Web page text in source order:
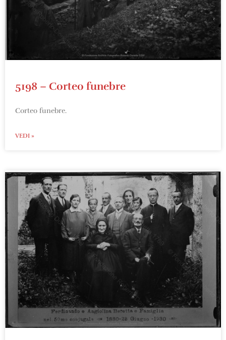
5198 – Corteo funebre
Corteo funebre.
VEDI »